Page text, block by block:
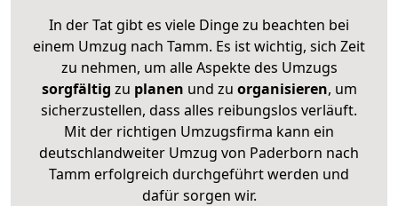
In der Tat gibt es viele Dinge zu beachten bei
einem Umzug nach Tamm. Es ist wichtig, sich Zeit
zu nehmen, um alle Aspekte des Umzugs
sorgfältig zu planen und zu organisieren, um
sicherzustellen, dass alles reibungslos verläuft.
Mit der richtigen Umzugsfirma kann ein
deutschlandweiter Umzug von Paderborn nach
Tamm erfolgreich durchgeführt werden und
dafür sorgen wir.